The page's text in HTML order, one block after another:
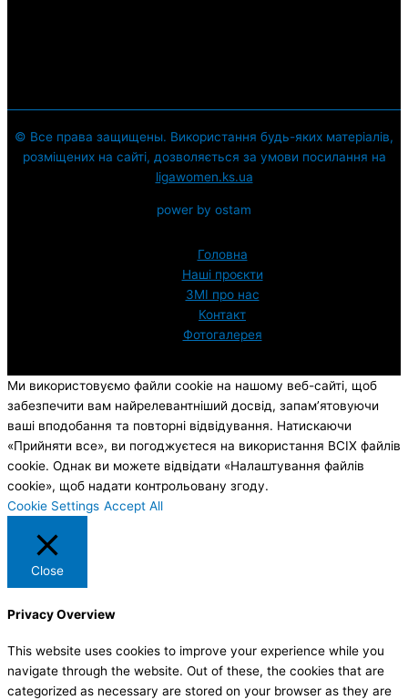
© Все права защищены. Використання будь-яких матеріалів,
розміщених на сайті, дозволяється за умови посилання на
ligawomen.ks.ua
power by ostam
Головна
Наші проєкти
ЗМI про нас
Контакт
Фотогалерея
Ми використовуємо файли cookie на нашому веб-сайті, щоб
забезпечити вам найрелевантніший досвід, запам’ятовуючи
ваші вподобання та повторні відвідування. Натискаючи
«Прийняти все», ви погоджуєтеся на використання ВСІХ файлів
cookie. Однак ви можете відвідати «Налаштування файлів
cookie», щоб надати контрольовану згоду.
Cookie Settings Accept All
Close
Privacy Overview
This website uses cookies to improve your experience while you
navigate through the website. Out of these, the cookies that are
categorized as necessary are stored on your browser as they are